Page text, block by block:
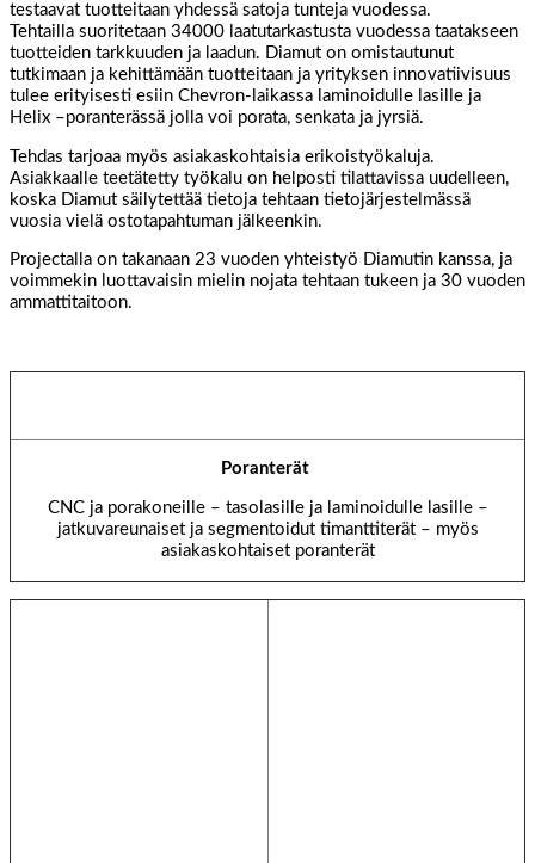
testaavat tuotteitaan yhdessä satoja tunteja vuodessa.
Tehtailla suoritetaan 34000 laatutarkastusta vuodessa taatakseen
tuotteiden tarkkuuden ja laadun. Diamut on omistautunut
tutkimaan ja kehittämään tuotteitaan ja yrityksen innovatiivisuus
tulee erityisesti esiin Chevron-laikassa laminoidulle lasille ja
Helix –poranterässä jolla voi porata, senkata ja jyrsiä.
Tehdas tarjoaa myös asiakaskohtaisia erikoistyökaluja.
Asiakkaalle teetätetty työkalu on helposti tilattavissa uudelleen,
koska Diamut säilytettää tietoja tehtaan tietojärjestelmässä
vuosia vielä ostotapahtuman jälkeenkin.
Projectalla on takanaan 23 vuoden yhteistyö Diamutin kanssa, ja
voimmekin luottavaisin mielin nojata tehtaan tukeen ja 30 vuoden
ammattitaitoon.
Poranterät
CNC ja porakoneille – tasolasille ja laminoidulle lasille –
jatkuvareunaiset ja segmentoidut timanttiterät – myös
asiakaskohtaiset poranterät